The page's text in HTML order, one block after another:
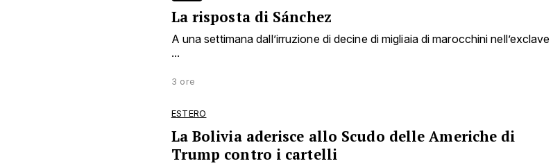
La risposta di Sánchez
A una settimana dall’irruzione di decine di migliaia di marocchini nell’exclave
...
3 ore
ESTERO
La Bolivia aderisce allo Scudo delle Americhe di
Trump contro i cartelli